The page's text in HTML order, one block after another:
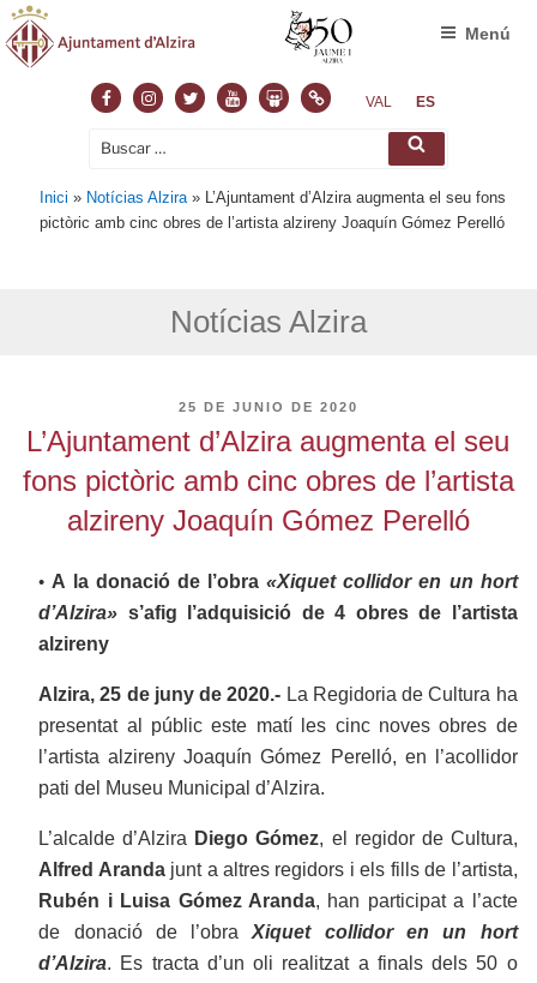
FacebookInstagram
TwitterYoutubeSlideshare
NormasVAL ES
Buscar
Buscar
Menú
Inici » Notícias Alzira » L’Ajuntament d’Alzira augmenta el seu fons
pictòric amb cinc obres de l’artista alzireny Joaquín Gómez Perelló
Notícias Alzira
PUBLICADO
25 DE JUNIO DE 2020
L’Ajuntament d’Alzira augmenta el seu
fons pictòric amb cinc obres de l’artista
alzireny Joaquín Gómez Perelló
• A la donació de l’obra «Xiquet collidor en un hort
d’Alzira» s’afig l’adquisició de 4 obres de l’artista
alzireny
Alzira, 25 de juny de 2020.- La Regidoria de Cultura ha
presentat al públic este matí les cinc noves obres de
l’artista alzireny Joaquín Gómez Perelló, en l’acollidor
pati del Museu Municipal d’Alzira.
L’alcalde d’Alzira Diego Gómez, el regidor de Cultura,
Alfred Arandajunt a altres regidors i els fills de l’artista,
Rubén i Luisa Gómez Aranda, han participat a l’acte
de donació de l’obraXiquet collidor en un hort
d’Alzira. Es tracta d’un oli realitzat a finals dels 50 o